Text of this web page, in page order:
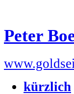
Peter
kürzlich